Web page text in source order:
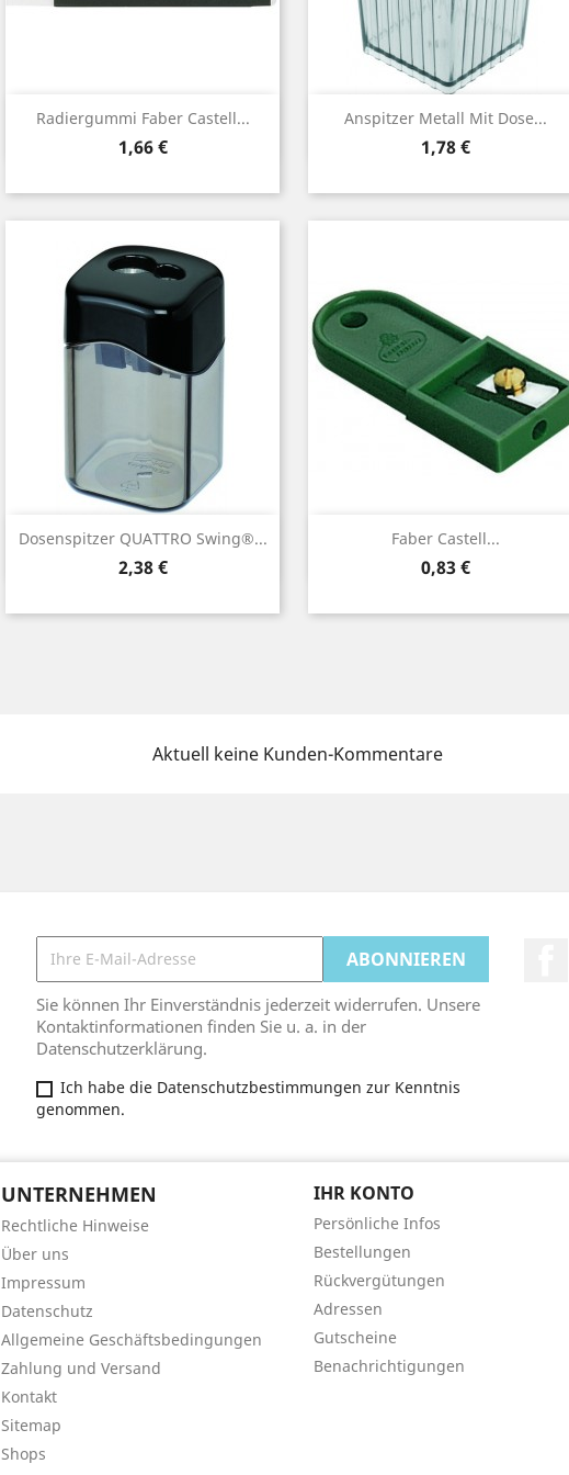
Radiergummi Faber Castell...
Preis
1,66 €
Vorschau Anspitzer Metall Mit Dose...
Preis
1,78 €
 Vorschau
Dosenspitzer QUATTRO Swing®...
Preis
2,38 €
Vorschau Faber Castell...
Preis
0,83 €
Vorschau
Aktuell keine Kunden-Kommentare
Sie können Ihr Einverständnis jederzeit widerrufen. Unsere
Kontaktinformationen finden Sie u. a. in der
Datenschutzerklärung.
Ich habe die Datenschutzbestimmungen zur Kenntnis
genommen.
UNTERNEHMEN
Rechtliche Hinweise
Über uns
Impressum
Datenschutz
Allgemeine Geschäftsbedingungen
Zahlung und Versand
Kontakt
Sitemap
Shops
IHR KONTO
Persönliche Infos
Bestellungen
Rückvergütungen
Adressen
Gutscheine
Benachrichtigungen